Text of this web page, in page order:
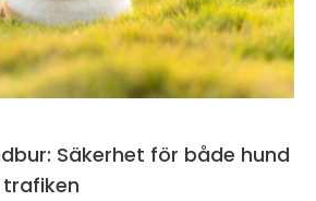
Säkerhet för både hund